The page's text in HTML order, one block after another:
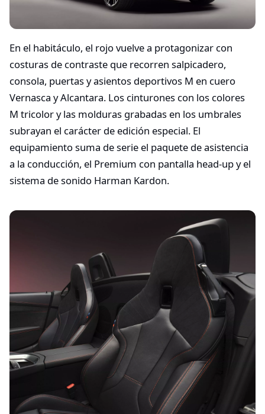
En el habitáculo, el rojo vuelve a protagonizar con
costuras de contraste que recorren salpicadero,
consola, puertas y asientos deportivos M en cuero
Vernasca y Alcantara. Los cinturones con los colores
M tricolor y las molduras grabadas en los umbrales
subrayan el carácter de edición especial. El
equipamiento suma de serie el paquete de asistencia
a la conducción, el Premium con pantalla head-up y el
sistema de sonido Harman Kardon.​